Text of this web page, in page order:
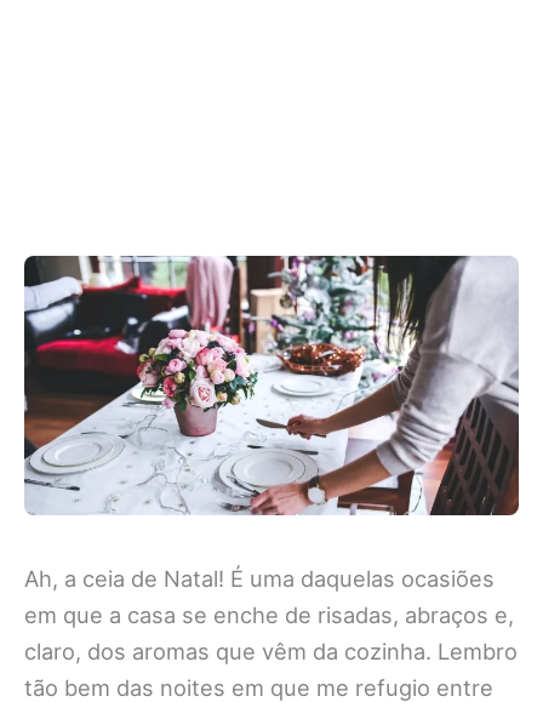
Ah, a ceia de Natal! É uma daquelas ocasiões
em que a casa se enche de risadas, abraços e,
claro, dos aromas que vêm da cozinha. Lembro
tão bem das noites em que me refugio entre